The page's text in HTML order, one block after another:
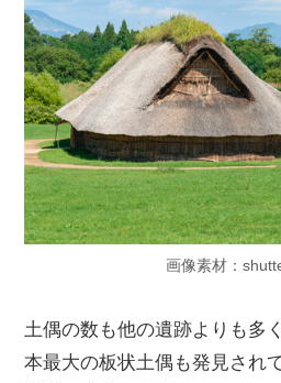
画像素材：
土偶の数も他の遺跡よりも多
本最大の板状土偶も発見され